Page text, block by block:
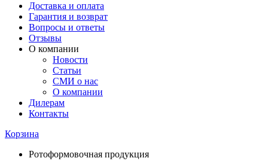
Доставка и оплата
Гарантия и возврат
Вопросы и ответы
Отзывы
О компании
Новости
Статьи
СМИ о нас
О компании
Дилерам
Контакты
Корзина
Ротоформовочная продукция